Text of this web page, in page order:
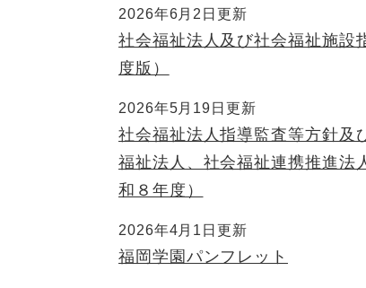
2026年6月2日更新
社会福祉法人及び社会福祉施設
度版）
2026年5月19日更新
社会福祉法人指導監査等方針及
福祉法人、社会福祉連携推進法
和８年度）
2026年4月1日更新
福岡学園パンフレット